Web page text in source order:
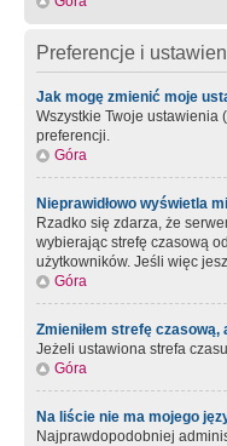
Preferencje i
Jak mogę zmienić moje
Wszystkie Twoje ustawienia
preferencji.
Góra
Nieprawidłowo wyświetla
Rzadko się zdarza, że
wybierając strefę czasową
użytkowników. Jeśli więc
Góra
Zmieniłem strefę czasową,
Jeżeli ustawiona strefa
Góra
Na liście nie ma mojego
Najprawdopodobniej